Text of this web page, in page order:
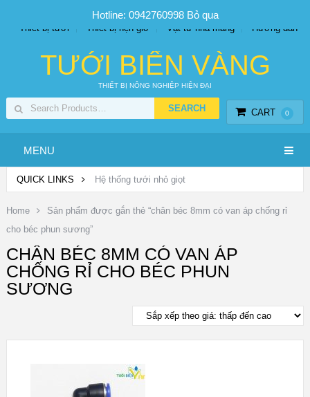
SP PHUN SƯƠNG GIÁ TỐT Bộ KIT tưới
Thiết bị tưới
Thiết bị hẹn giờ Vật tư nhà màng Hướng dẫn
TƯỚI BIỂN VÀNG
THIẾT BỊ NÔNG NGHIỆP HIỆN ĐẠI
CART 0
MENU
QUICK LINKS Hệ thống tưới nhỏ giọt
Home
Sản phẩm được gắn thẻ “chân béc 8mm có van áp chống rỉ
cho béc phun sương”
CHÂN BÉC 8MM CÓ VAN ÁP
CHỐNG RỈ CHO BÉC PHUN
SƯƠNG
Hotline: 0942760998 Bỏ qua